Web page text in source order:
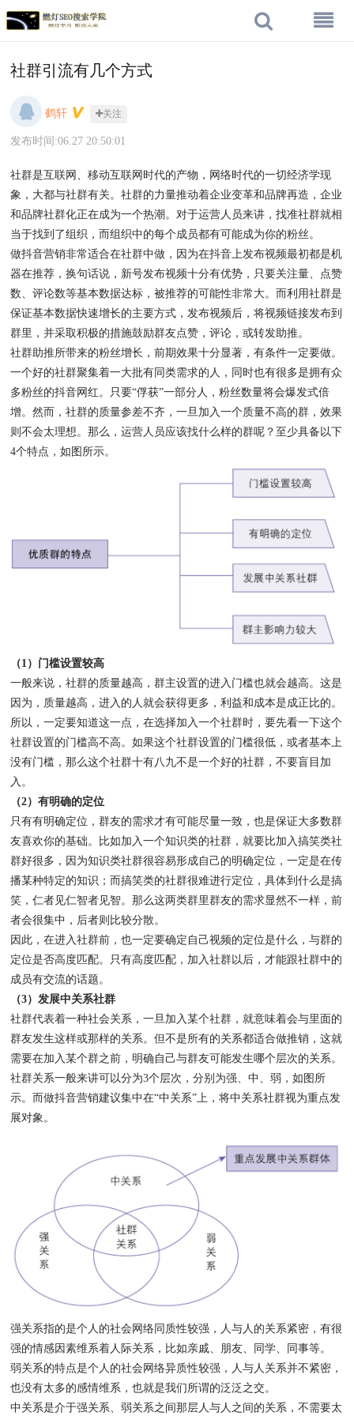
社群引流有几个方式
鹤轩 关注
发布时间:06.27 20:50:01
社群是互联网、移动互联网时代的产物，网络时代的一切经济学现
象，大都与社群有关。社群的力量推动着企业变革和品牌再造，企业
和品牌社群化正在成为一个热潮。对于运营人员来讲，找准社群就相
当于找到了组织，而组织中的每个成员都有可能成为你的粉丝。
做抖音营销非常适合在社群中做，因为在抖音上发布视频最初都是机
器在推荐，换句话说，新号发布视频十分有优势，只要关注量、点赞
数、评论数等基本数据达标，被推荐的可能性非常大。而利用社群是
保证基本数据快速增长的主要方式，发布视频后，将视频链接发布到
群里，并采取积极的措施鼓励群友点赞，评论，或转发助推。
社群助推所带来的粉丝增长，前期效果十分显著，有条件一定要做。
一个好的社群聚集着一大批有同类需求的人，同时也有很多是拥有众
多粉丝的抖音网红。只要“俘获”一部分人，粉丝数量将会爆发式倍
增。然而，社群的质量参差不齐，一旦加入一个质量不高的群，效果
则不会太理想。那么，运营人员应该找什么样的群呢？至少具备以下
4个特点，如图所示。
（1）门槛设置较高
一般来说，社群的质量越高，群主设置的进入门槛也就会越高。这是
因为，质量越高，进入的人就会获得更多，利益和成本是成正比的。
所以，一定要知道这一点，在选择加入一个社群时，要先看一下这个
社群设置的门槛高不高。如果这个社群设置的门槛很低，或者基本上
没有门槛，那么这个社群十有八九不是一个好的社群，不要盲目加
入。
（2）有明确的定位
只有有明确定位，群友的需求才有可能尽量一致，也是保证大多数群
友喜欢你的基础。比如加入一个知识类的社群，就要比加入搞笑类社
群好很多，因为知识类社群很容易形成自己的明确定位，一定是在传
播某种特定的知识；而搞笑类的社群很难进行定位，具体到什么是搞
笑，仁者见仁智者见智。那么这两类群里群友的需求显然不一样，前
者会很集中，后者则比较分散。
因此，在进入社群前，也一定要确定自己视频的定位是什么，与群的
定位是否高度匹配。只有高度匹配，加入社群以后，才能跟社群中的
成员有交流的话题。
（3）发展中关系社群
社群代表着一种社会关系，一旦加入某个社群，就意味着会与里面的
群友发生这样或那样的关系。但不是所有的关系都适合做推销，这就
需要在加入某个群之前，明确自己与群友可能发生哪个层次的关系。
社群关系一般来讲可以分为3个层次，分别为强、中、弱，如图所
示。而做抖音营销建议集中在“中关系”上，将中关系社群视为重点发
展对象。
强关系指的是个人的社会网络同质性较强，人与人的关系紧密，有很
强的情感因素维系着人际关系，比如亲戚、朋友、同学、同事等。
弱关系的特点是个人的社会网络异质性较强，人与人关系并不紧密，
也没有太多的感情维系，也就是我们所谓的泛泛之交。
中关系是介于强关系、弱关系之间那层人与人之间的关系，不需要太